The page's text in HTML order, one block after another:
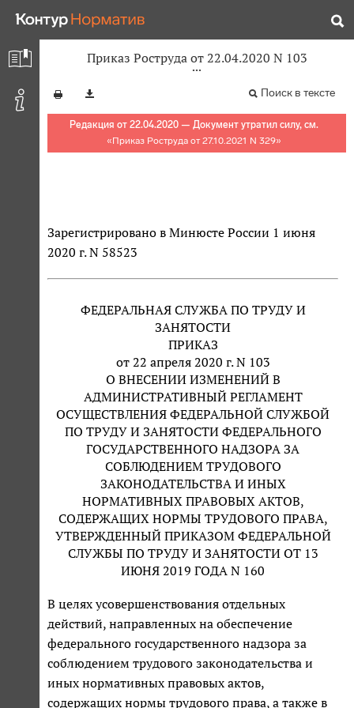
Приказ Роструда от 22.04.2020 N 103
Поиск в тексте
Редакция от 22.04.2020 — Документ утратил силу, см.
«Приказ Роструда от 27.10.2021 N 329»
Зарегистрировано в Минюсте России 1 июня
2020 г. N 58523
ФЕДЕРАЛЬНАЯ СЛУЖБА ПО ТРУДУ И
ЗАНЯТОСТИ
ПРИКАЗ
от 22 апреля 2020 г. N 103
О ВНЕСЕНИИ ИЗМЕНЕНИЙ В
АДМИНИСТРАТИВНЫЙ РЕГЛАМЕНТ
ОСУЩЕСТВЛЕНИЯ ФЕДЕРАЛЬНОЙ СЛУЖБОЙ
ПО ТРУДУ И ЗАНЯТОСТИ ФЕДЕРАЛЬНОГО
ГОСУДАРСТВЕННОГО НАДЗОРА ЗА
СОБЛЮДЕНИЕМ ТРУДОВОГО
ЗАКОНОДАТЕЛЬСТВА И ИНЫХ
НОРМАТИВНЫХ ПРАВОВЫХ АКТОВ,
СОДЕРЖАЩИХ НОРМЫ ТРУДОВОГО ПРАВА,
УТВЕРЖДЕННЫЙ ПРИКАЗОМ ФЕДЕРАЛЬНОЙ
СЛУЖБЫ ПО ТРУДУ И ЗАНЯТОСТИ ОТ 13
ИЮНЯ 2019 ГОДА N 160
В целях усовершенствования отдельных
действий, направленных на обеспечение
федерального государственного надзора за
соблюдением трудового законодательства и
иных нормативных правовых актов,
содержащих нормы трудового права, а также в